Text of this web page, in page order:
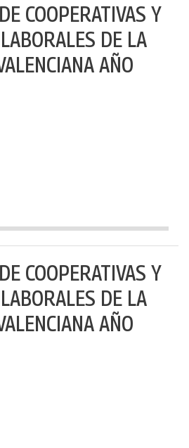
COOPERATIVAS Y
DE LA
AÑO
COOPERATIVAS Y
DE LA
AÑO